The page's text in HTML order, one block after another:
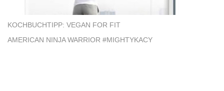
KOCHBUCHTIPP: VEGAN FOR FIT
AMERICAN NINJA WARRIOR #MIGHTYKACY